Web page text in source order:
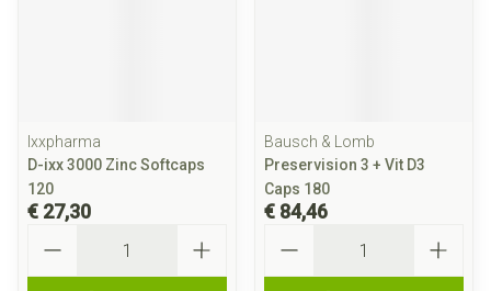
Ixxpharma
D-ixx 3000 Zinc Softcaps
120
€ 27,30
Bausch & Lomb
Preservision 3 + Vit D3
Caps 180
€ 84,46